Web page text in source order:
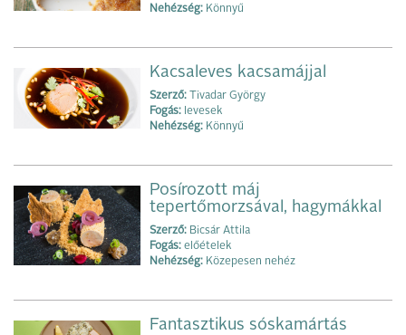
Nehézség: Könnyű
Kacsaleves kacsamájjal
Szerző: Tivadar György
Fogás: levesek
Nehézség: Könnyű
Posírozott máj
tepertőmorzsával, hagymákkal
Szerző: Bicsár Attila
Fogás: előételek
Nehézség: Közepesen nehéz
Fantasztikus sóskamártás